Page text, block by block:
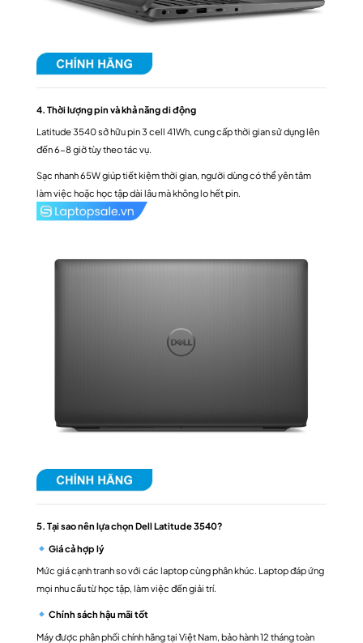
4. Thời lượng pin và khả năng di động
Latitude 3540 sở hữu pin 3 cell 41Wh, cung cấp thời gian sử dụng lên
đến 6-8 giờ tùy theo tác vụ.
Sạc nhanh 65W giúp tiết kiệm thời gian, người dùng có thể yên tâm
làm việc hoặc học tập dài lâu mà không lo hết pin.
5. Tại sao nên lựa chọn Dell Latitude 3540?
Giá cả hợp lý
Mức giá cạnh tranh so với các laptop cùng phân khúc. Laptop đáp ứng
mọi nhu cầu từ học tập, làm việc đến giải trí.
Chính sách hậu mãi tốt
Máy được phân phối chính hãng tại Việt Nam, bảo hành 12 tháng toàn